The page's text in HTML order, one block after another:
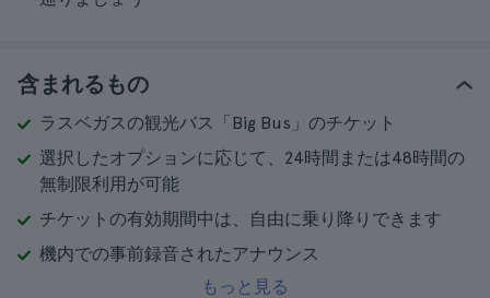
含まれるもの
ラスベガスの観光バス「Big Bus」のチケット
選択したオプションに応じて、24時間または48時間の
無制限利用が可能
チケットの有効期間中は、自由に乗り降りできます
機内での事前録音されたアナウンス
もっと見る